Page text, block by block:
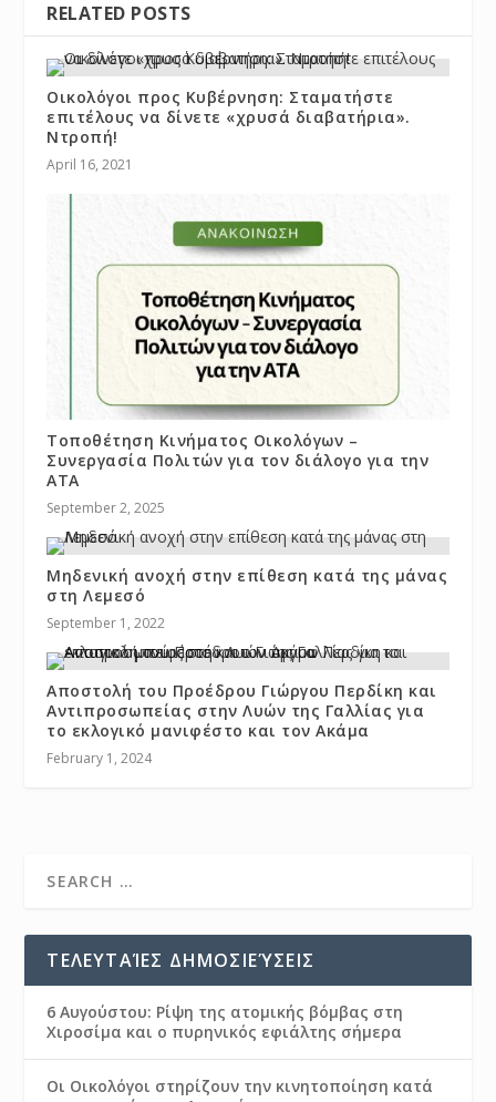
RELATED POSTS
Οικολόγοι προς Κυβέρνηση: Σταματήστε
επιτέλους να δίνετε «χρυσά διαβατήρια».
Ντροπή!
April 16, 2021
Τοποθέτηση Κινήματος Οικολόγων –
Συνεργασία Πολιτών για τον διάλογο για την
ΑΤΑ
September 2, 2025
Μηδενική ανοχή στην επίθεση κατά της μάνας
στη Λεμεσό
September 1, 2022
Αποστολή του Προέδρου Γιώργου Περδίκη και
Αντιπροσωπείας στην Λυών της Γαλλίας για
το εκλογικό μανιφέστο και τον Ακάμα
February 1, 2024
ΤΕΛΕΥΤΑΊΕΣ ΔΗΜΟΣΙΕΎΣΕΙΣ
6 Αυγούστου: Ρίψη της ατομικής βόμβας στη
Χιροσίμα και ο πυρηνικός εφιάλτης σήμερα
Οι Οικολόγοι στηρίζουν την κινητοποίηση κατά